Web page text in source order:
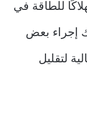
للطاقة في
إجراء بعض
لتقليل